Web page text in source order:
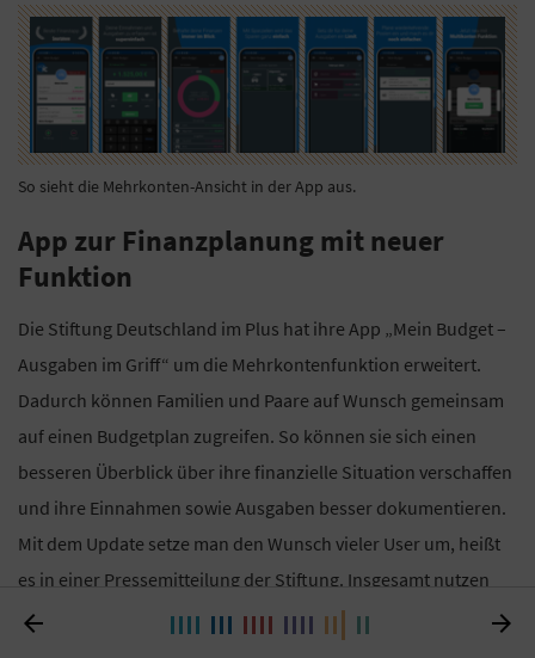
So sieht die Mehrkonten-Ansicht in der App aus.
App zur Finanzplanung mit neuer
Funktion
Die Stiftung Deutschland im Plus hat ihre App „Mein Budget –
Ausgaben im Griff“ um die Mehrkontenfunktion erweitert.
Dadurch können Familien und Paare auf Wunsch gemeinsam
auf einen Budgetplan zugreifen. So können sie sich einen
besseren Überblick über ihre finanzielle Situation verschaffen
und ihre Einnahmen sowie Ausgaben besser dokumentieren.
Mit dem Update setze man den Wunsch vieler User um, heißt
es in einer Pressemitteilung der Stiftung. Insgesamt nutzen
mehr als 45.000 Menschen mehrmals wöchentlich die App. Die
 